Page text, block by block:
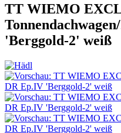
TT WIEMO
'Berggold-2' weiß